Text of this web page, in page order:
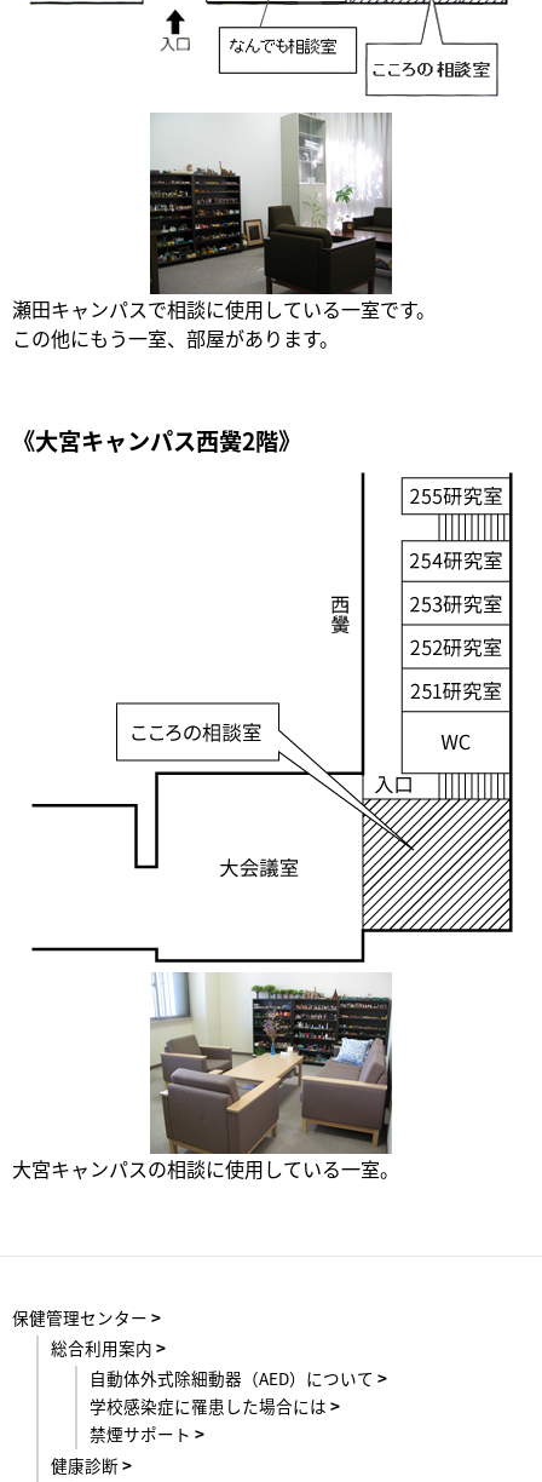
瀬田キャンパスで相談に使用している一室です。
この他にもう一室、部屋があります。
《大宮キャンパス西黌2階》
大宮キャンパスの相談に使用している一室。
保健管理センター
総合利用案内
自動体外式除細動器（AED）について
学校感染症に罹患した場合には
禁煙サポート
健康診断